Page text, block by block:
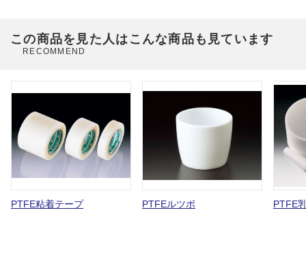
この商品を見た人はこんな商品も見ています
RECOMMEND
PTFE粘着テープ PTFEルツボ PTFE